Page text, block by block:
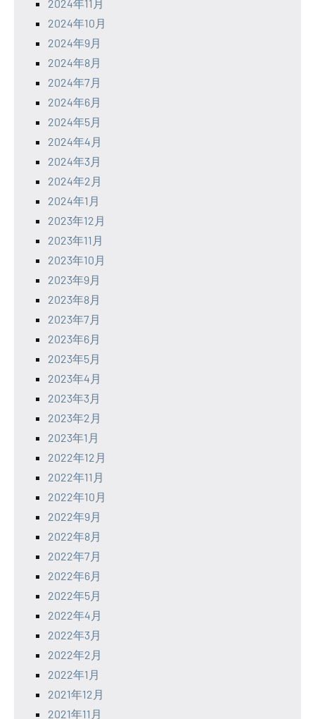
2024年11月
2024年10月
2024年9月
2024年8月
2024年7月
2024年6月
2024年5月
2024年4月
2024年3月
2024年2月
2024年1月
2023年12月
2023年11月
2023年10月
2023年9月
2023年8月
2023年7月
2023年6月
2023年5月
2023年4月
2023年3月
2023年2月
2023年1月
2022年12月
2022年11月
2022年10月
2022年9月
2022年8月
2022年7月
2022年6月
2022年5月
2022年4月
2022年3月
2022年2月
2022年1月
2021年12月
2021年11月